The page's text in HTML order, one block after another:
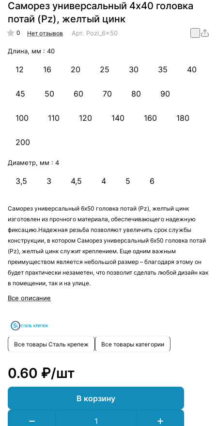
Саморез универсальный 4х40 головка
потай (Pz), желтый цинк
0 Нет отзывов Арт. Pozi_6x50
Длина, мм : 40
12 16 20 25 30 35 40
45 50 60 70 80 90
100 110 120 140 160 180
200
Диаметр, мм : 4
3,5 3 4,5 4 5 6
Саморез универсальный 6х50 головка потай (Pz), желтый цинк
изготовлен из прочного материала, обеспечивающего надежную
фиксацию.Надежная резьба позволяют увеличить срок службы
конструкции, в котором Саморез универсальный 6х50 головка потай
(Pz), желтый цинк служит креплением. Еще одним важным
преимуществом является небольшой размер – благодаря этому он
будет практически незаметен, что позволит сделать любой дизайн как
в помещении, так и на улице.
Все описание
Все товары Сталь крепеж Все товары категории
0.60 ₽/шт
В корзину